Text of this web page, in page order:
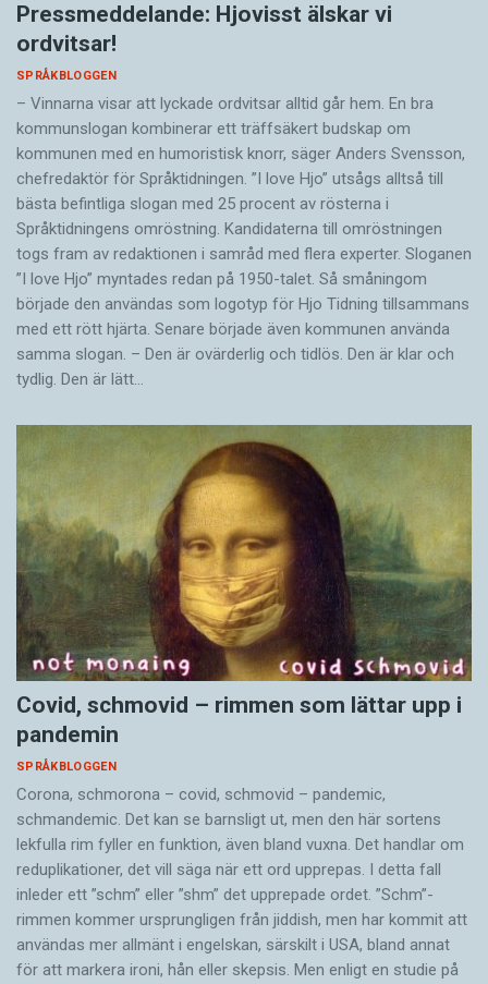
Pressmeddelande: Hjovisst älskar vi
ordvitsar!
SPRÅKBLOGGEN
– Vinnarna visar att lyckade ordvitsar alltid går hem. En bra
kommunslogan kombinerar ett träffsäkert budskap om
kommunen med en humoristisk knorr, säger Anders Svensson,
chefredaktör för Språktidningen. ”I love Hjo” utsågs alltså till
bästa befintliga slogan med 25 procent av rösterna i
Språktidningens omröstning. Kandidaterna till omröstningen
togs fram av redaktionen i samråd med flera experter. Sloganen
”I love Hjo” myntades redan på 1950-talet. Så småningom
började den användas som logotyp för Hjo Tidning tillsammans
med ett rött hjärta. Senare började även kommunen använda
samma slogan. – Den är ovärderlig och tidlös. Den är klar och
tydlig. Den är lätt…
Covid, schmovid – rimmen som lättar upp i
pandemin
SPRÅKBLOGGEN
Corona, schmorona – covid, schmovid – pandemic,
schmandemic. Det kan se barnsligt ut, men den här sortens
lekfulla rim fyller en funktion, även bland vuxna. Det handlar om
reduplikationer, det vill säga när ett ord upprepas. I detta fall
inleder ett ”schm” eller ”shm” det upprepade ordet. ”Schm”-
rimmen kommer ursprungligen från jiddish, men har kommit att
användas mer allmänt i engelskan, särskilt i USA, bland annat
för att markera ironi, hån eller skepsis. Men enligt en studie på